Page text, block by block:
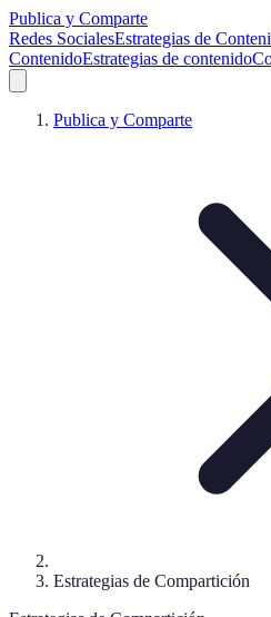
Publica y Comparte
Redes SocialesEstrategias de
ContenidoEstrategias de contenido
Publica y Comparte
Estrategias de Compartición